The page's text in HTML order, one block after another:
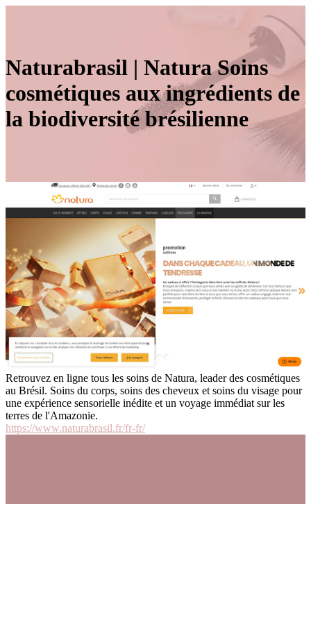
Naturab­ra­sil | Natura Soins
cosmétiques aux ingrédients de
la biodi­ver­sité brésilienne
Retrouvez en ligne tous les soins de Natura, leader des cosmétiques
au Brésil. Soins du corps, soins des cheveux et soins du visage pour
une expérience sensorielle inédite et un voyage immédiat sur les
terres de l'Amazonie.
https://www.naturabrasil.fr/fr-fr/